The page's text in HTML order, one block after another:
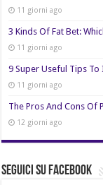
11 giorni ago
3 Kinds Of Fat Bet:
11 giorni ago
9 Super Useful Tips
11 giorni ago
The Pros And Cons Of
12 giorni ago
Seguici su Facebook